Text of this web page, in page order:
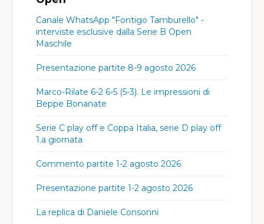
Canale WhatsApp "Fontigo Tamburello" -
interviste esclusive dalla Serie B Open
Maschile
Presentazione partite 8-9 agosto 2026
Marco-Rilate 6-2 6-5 (5-3). Le impressioni di
Beppe Bonanate
Serie C play off e Coppa Italia, serie D play off
1.a giornata
Commento partite 1-2 agosto 2026
Presentazione partite 1-2 agosto 2026
La replica di Daniele Consonni